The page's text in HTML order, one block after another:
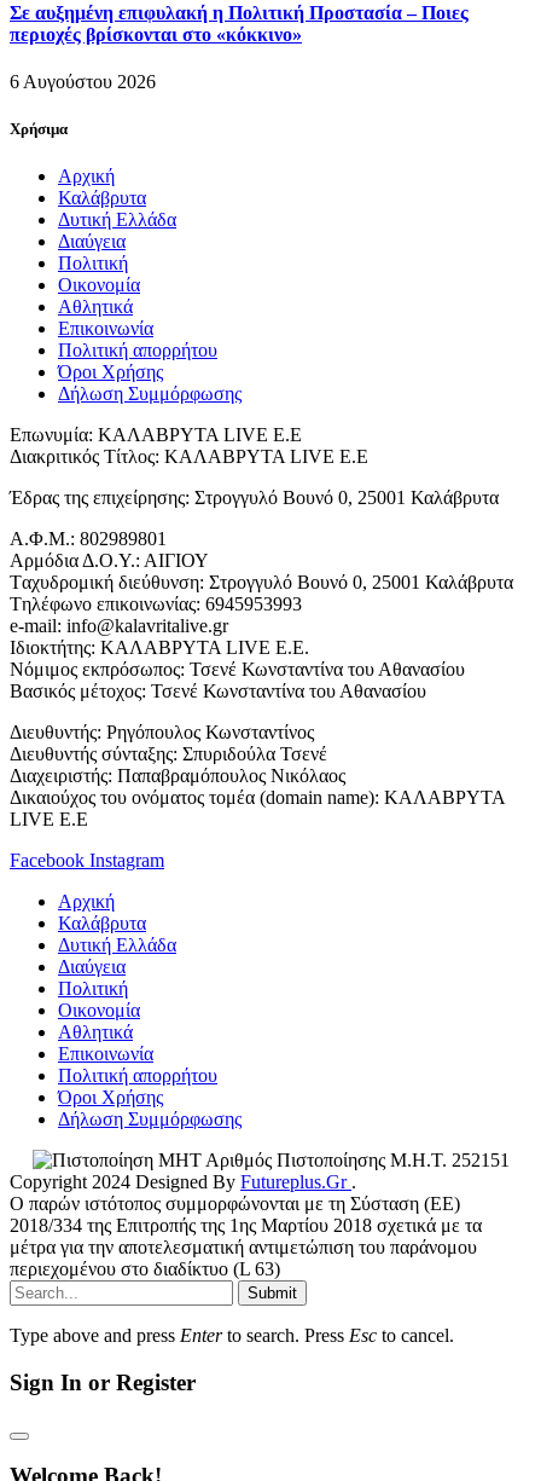
Σε αυξημένη επιφυλακή η Πολιτική Προστασία – Ποιες
περιοχές βρίσκονται στο «κόκκινο»
6 Αυγούστου 2026
Χρήσιμα
Αρχική
Καλάβρυτα
Δυτική Ελλάδα
Διαύγεια
Πολιτική
Οικονομία
Αθλητικά
Επικοινωνία
Πολιτική απορρήτου
Όροι Χρήσης
Δήλωση Συμμόρφωσης
Επωνυμία: ΚΑΛΑΒΡΥΤΑ LIVE Ε.Ε
Διακριτικός Τίτλος: ΚΑΛΑΒΡΥΤΑ LIVE E.E
Έδρας της επιχείρησης: Στρογγυλό Βουνό 0, 25001 Καλάβρυτα
Α.Φ.Μ.: 802989801
Αρμόδια Δ.Ο.Υ.: ΑΙΓΙΟΥ
Tαχυδρομική διεύθυνση: Στρογγυλό Βουνό 0, 25001 Καλάβρυτα
Tηλέφωνο επικοινωνίας: 6945953993
e-mail: info@kalavritalive.gr
Iδιοκτήτης: ΚΑΛΑΒΡΥΤΑ LIVE E.E.
Νόμιμος εκπρόσωπος: Τσενέ Κωνσταντίνα του Αθανασίου
Βασικός μέτοχος: Τσενέ Κωνσταντίνα του Αθανασίου
Διευθυντής: Ρηγόπουλος Κωνσταντίνος
Διευθυντής σύνταξης: Σπυριδούλα Τσενέ
Διαχειριστής: Παπαβραμόπουλος Νικόλαος
Δικαιούχος του ονόματος τομέα (domain name): ΚΑΛΑΒΡΥΤΑ
LIVE E.E
Facebook Instagram
Αρχική
Καλάβρυτα
Δυτική Ελλάδα
Διαύγεια
Πολιτική
Οικονομία
Αθλητικά
Επικοινωνία
Πολιτική απορρήτου
Όροι Χρήσης
Δήλωση Συμμόρφωσης
Αριθμός Πιστοποίησης Μ.Η.Τ. 252151
Copyright 2024 Designed By Futureplus.Gr .
Ο παρών ιστότοπος συμμορφώνονται με τη Σύσταση (ΕΕ)
2018/334 της Επιτροπής της 1ης Μαρτίου 2018 σχετικά με τα
μέτρα για την αποτελεσματική αντιμετώπιση του παράνομου
περιεχομένου στο διαδίκτυο (L 63)
Submit
Type above and press Enterto search. Press Esc to cancel.
Sign In or Register